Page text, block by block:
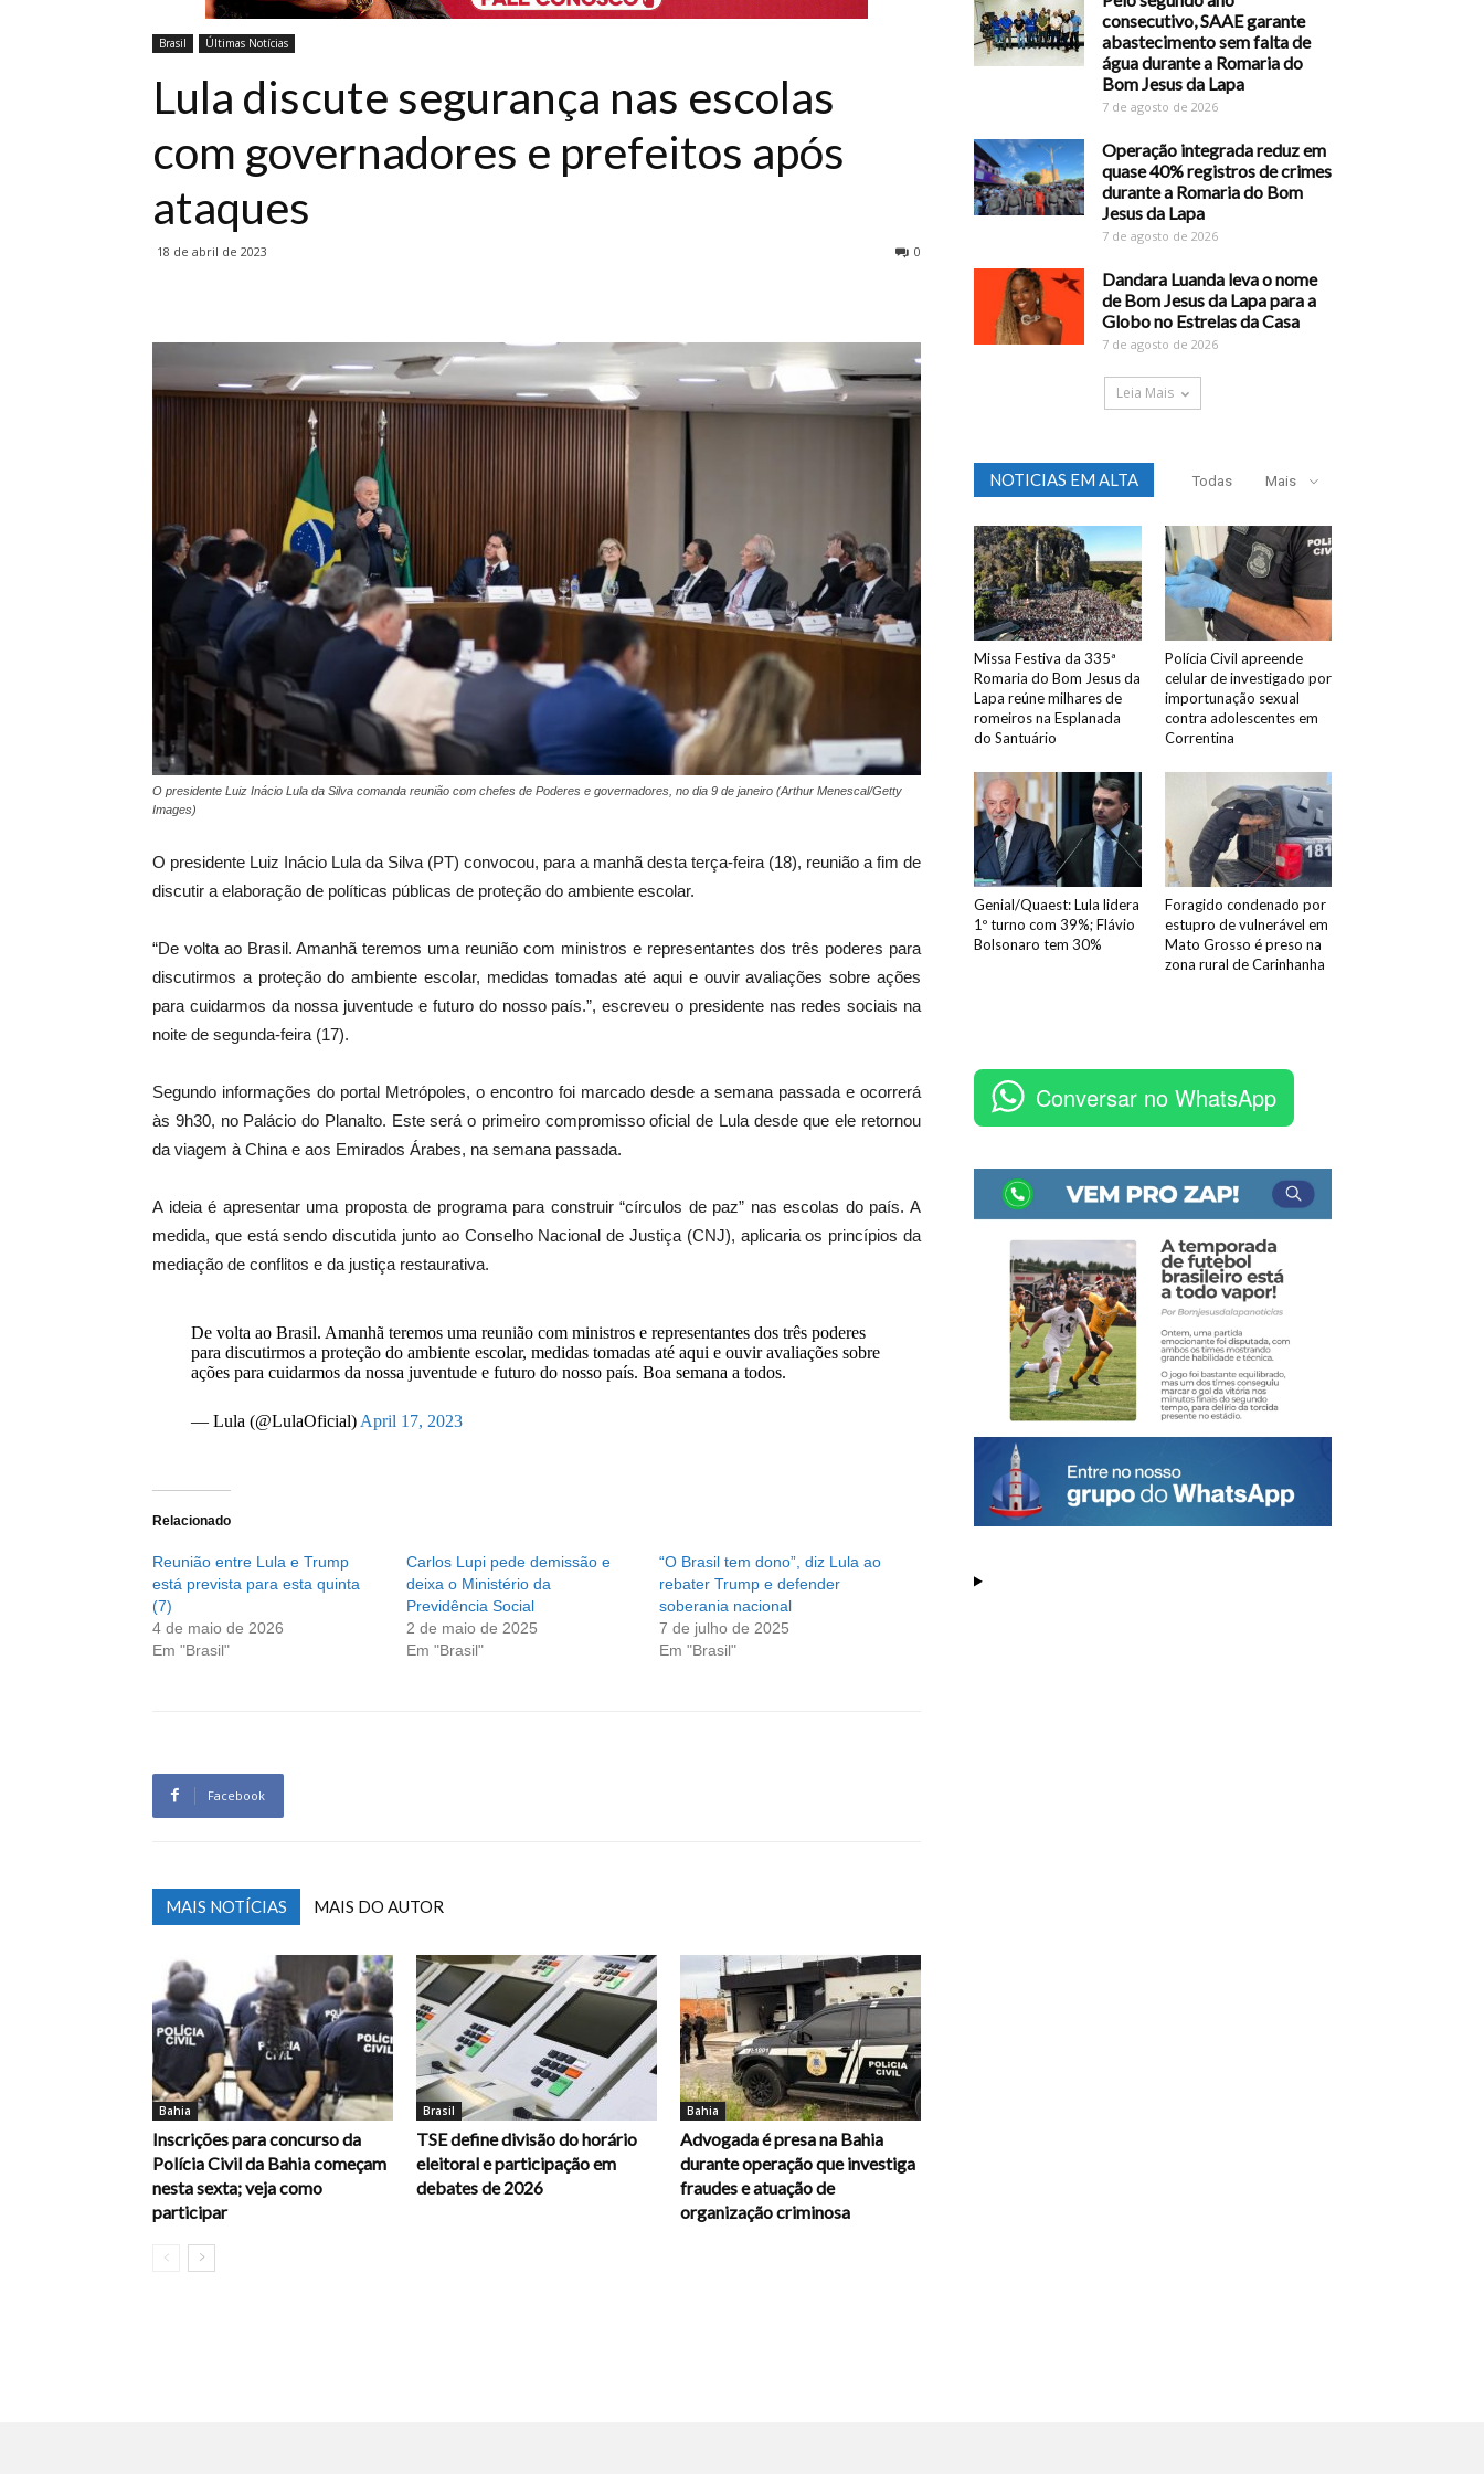
Brasil Últimas Notícias
Lula discute segurança nas escolas
com governadores e prefeitos após
ataques
18 de abril de 2023 0
O presidente Luiz Inácio Lula da Silva comanda reunião com chefes de Poderes e governadores, no dia 9 de janeiro (Arthur Menescal/Getty
Images)
O presidente Luiz Inácio Lula da Silva (PT) convocou, para a manhã desta terça-feira (18), reunião a fim de
discutir a elaboração de políticas públicas de proteção do ambiente escolar.
“De volta ao Brasil. Amanhã teremos uma reunião com ministros e representantes dos três poderes para
discutirmos a proteção do ambiente escolar, medidas tomadas até aqui e ouvir avaliações sobre ações
para cuidarmos da nossa juventude e futuro do nosso país.”, escreveu o presidente nas redes sociais na
noite de segunda-feira (17).
Segundo informações do portal Metrópoles, o encontro foi marcado desde a semana passada e ocorrerá
às 9h30, no Palácio do Planalto. Este será o primeiro compromisso oficial de Lula desde que ele retornou
da viagem à China e aos Emirados Árabes, na semana passada.
A ideia é apresentar uma proposta de programa para construir “círculos de paz” nas escolas do país. A
medida, que está sendo discutida junto ao Conselho Nacional de Justiça (CNJ), aplicaria os princípios da
mediação de conflitos e da justiça restaurativa.
De volta ao Brasil. Amanhã teremos uma reunião com ministros e representantes dos três poderes
para discutirmos a proteção do ambiente escolar, medidas tomadas até aqui e ouvir avaliações sobre
ações para cuidarmos da nossa juventude e futuro do nosso país. Boa semana a todos.
— Lula (@LulaOficial) April 17, 2023
Relacionado
Reunião entre Lula e Trump
está prevista para esta quinta
(7)
4 de maio de 2026
Em "Brasil"
Carlos Lupi pede demissão e
deixa o Ministério da
Previdência Social
2 de maio de 2025
Em "Brasil"
“O Brasil tem dono”, diz Lula ao
rebater Trump e defender
soberania nacional
7 de julho de 2025
Em "Brasil"
Facebook
MAIS NOTÍCIAS MAIS DO AUTOR
Bahia
Inscrições para concurso da
Polícia Civil da Bahia começam
nesta sexta; veja como
participar
Brasil
TSE define divisão do horário
eleitoral e participação em
debates de 2026
Bahia
Advogada é presa na Bahia
durante operação que investiga
fraudes e atuação de
organização criminosa
consecutivo, SAAE garante
abastecimento sem falta de
água durante a Romaria do
Bom Jesus da Lapa
7 de agosto de 2026
Operação integrada reduz em
quase 40% registros de crimes
durante a Romaria do Bom
Jesus da Lapa
7 de agosto de 2026
Dandara Luanda leva o nome
de Bom Jesus da Lapa para a
Globo no Estrelas da Casa
7 de agosto de 2026
Leia Mais
NOTICIAS EM ALTA Todas Mais
Missa Festiva da 335ª
Romaria do Bom Jesus da
Lapa reúne milhares de
romeiros na Esplanada
do Santuário
Polícia Civil apreende
celular de investigado por
importunação sexual
contra adolescentes em
Correntina
Genial/Quaest: Lula lidera
1º turno com 39%; Flávio
Bolsonaro tem 30%
Foragido condenado por
estupro de vulnerável em
Mato Grosso é preso na
zona rural de Carinhanha
Conversar no WhatsApp